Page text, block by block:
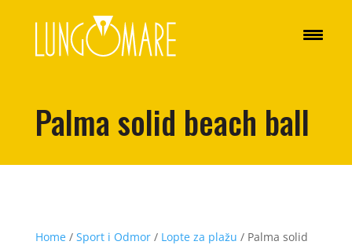
Palma solid beach ball
Home/ Sport i Odmor/ Lopte za plažu / Palma solid